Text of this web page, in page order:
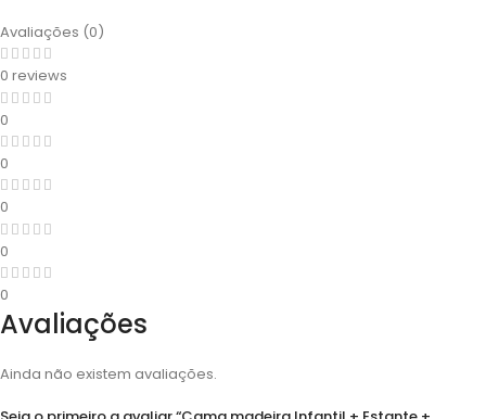
Avaliações (0)
0 reviews
0
0
0
0
0
Avaliações
Ainda não existem avaliações.